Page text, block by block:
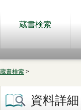
蔵書検索
蔵書検索 >
資料詳細